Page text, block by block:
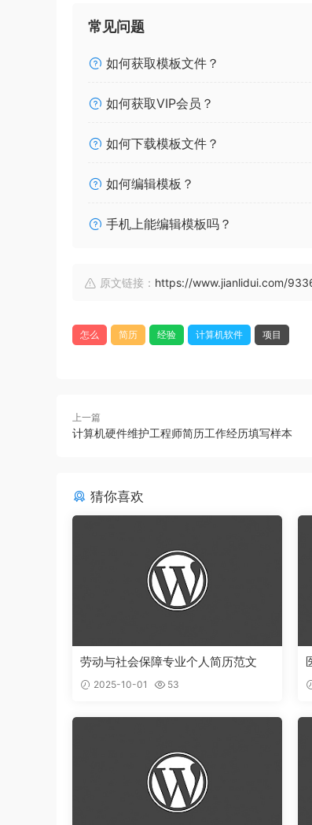
常见问题
如何获取模板文件？
如何获取VIP会员？
如何下载模板文件？
如何编辑模板？
手机上能编辑模板吗？
原文链接： https://www.jianlidui.com/
怎么 简历 经验 计算机软件 项目
上一篇
计算机硬件维护工程师简历工作经历填写样本
猜你喜欢
劳动与社会保障专业个人简历范文
2025-10-01 53